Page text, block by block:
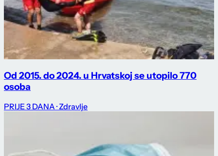
Od 2015. do 2024. u Hrvatskoj se utopilo 770
osoba
PRIJE 3 DANA · Zdravlje